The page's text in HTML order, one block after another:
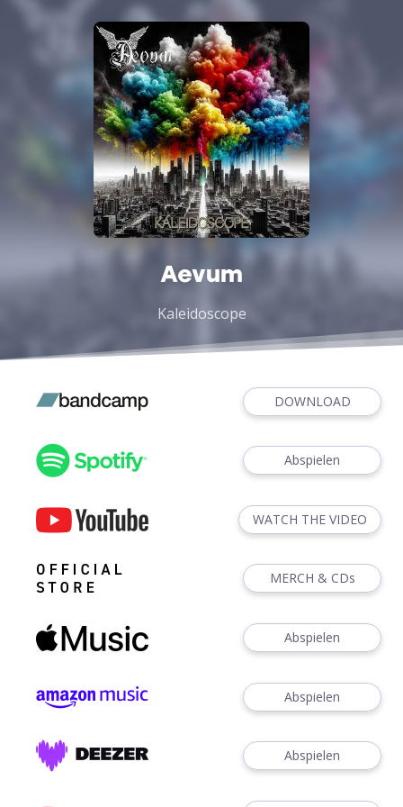
Aevum
Kaleidoscope
DOWNLOAD
Abspielen
WATCH THE VIDEO
MERCH & CDs
Abspielen
Abspielen
Abspielen